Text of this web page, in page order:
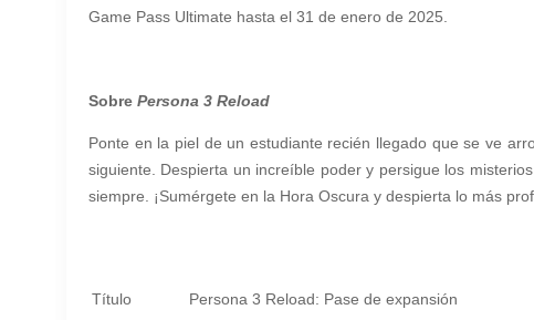
Game Pass Ultimate hasta el 31 de enero de 2025.
Sobre Persona 3 Reload
Ponte en la piel de un estudiante recién llegado que se ve
siguiente. Despierta un increíble poder y persigue los
siempre. ¡Sumérgete en la Hora Oscura y despierta lo más
Título Persona 3 Reload: Pase de expansión